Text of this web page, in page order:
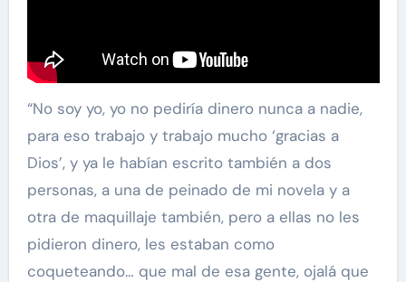
“No soy yo, yo no pediría dinero nunca a nadie,
para eso trabajo y trabajo mucho ‘gracias a
Dios’, y ya le habían escrito también a dos
personas, a una de peinado de mi novela y a
otra de maquillaje también, pero a ellas no les
pidieron dinero, les estaban como
coqueteando… que mal de esa gente, ojalá que